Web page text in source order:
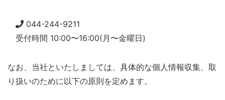
044-244-9211
受付時間 10:00〜16:00(月〜金曜日)
なお、当社といたしましては、具体的な個人情報収集、取
り扱いのために以下の原則を定めます。